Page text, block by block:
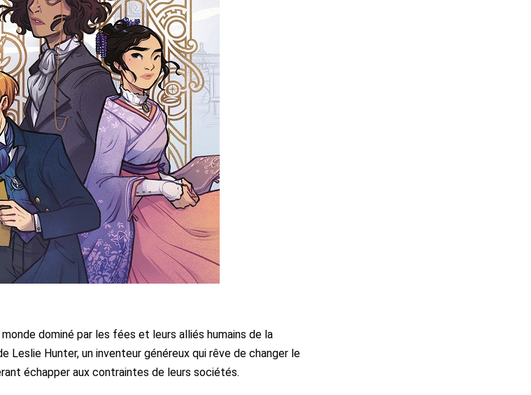
dominé par les fées et leurs alliés humains de la
Leslie Hunter, un inventeur généreux qui rêve de changer le
échapper aux contraintes de leurs sociétés.